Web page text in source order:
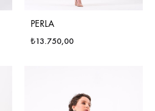
PERLA
₺13.750,00